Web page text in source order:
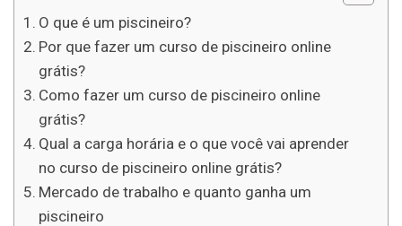
O que é um piscineiro?
Por que fazer um curso de piscineiro online
grátis?
Como fazer um curso de piscineiro online
grátis?
Qual a carga horária e o que você vai aprender
no curso de piscineiro online grátis?
Mercado de trabalho e quanto ganha um
piscineiro